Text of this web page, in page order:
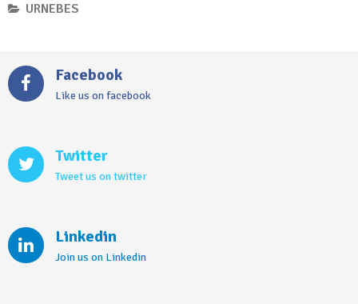
URNEBES
Facebook
Like us on facebook
Twitter
Tweet us on twitter
Linkedin
Join us on Linkedin